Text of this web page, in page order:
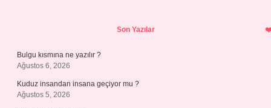
Son Yazılar
Bulgu kısmına ne yazılır ?
Ağustos 6, 2026
Kuduz insandan insana geçiyor mu ?
Ağustos 5, 2026